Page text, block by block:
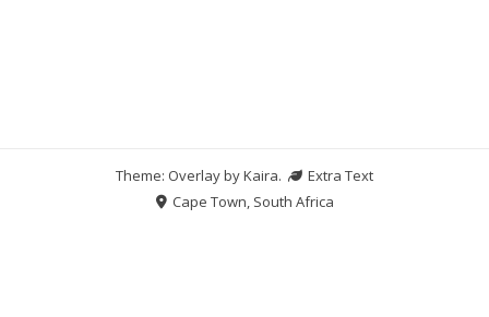
Theme: Overlay byKaira.
Extra Text
Cape Town, South Africa